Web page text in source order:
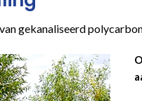
gekanaliseerd